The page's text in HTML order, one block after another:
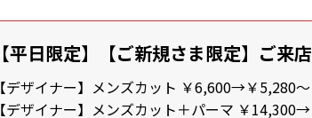
【平日限定】【ご新規さま限定】ご来
【デザイナー】メンズカット ￥6,600→￥5,280～
【デザイナー】メンズカット＋パーマ ￥